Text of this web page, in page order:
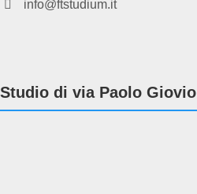
info@ftstudium.it
Studio di via Paolo Giovio